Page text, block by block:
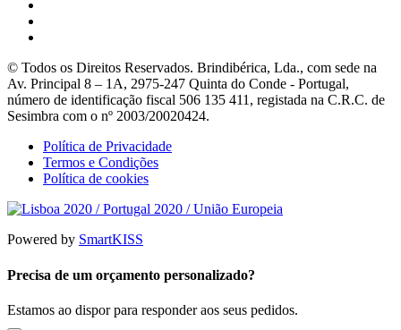
© Todos os Direitos Reservados. Brindibérica, Lda., com sede na
Av. Principal 8 – 1A, 2975-247 Quinta do Conde - Portugal,
número de identificação fiscal 506 135 411, registada na C.R.C. de
Sesimbra com o nº 2003/20020424.
Política de Privacidade
Termos e Condições
Política de cookies
Powered by SmartKISS
Precisa de um orçamento personalizado?
Estamos ao dispor para responder aos seus pedidos.